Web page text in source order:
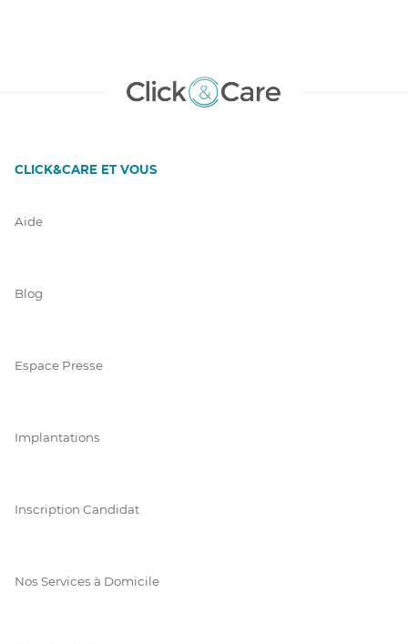
CLICK&CARE ET VOUS
Aide
Blog
Espace Presse
Implantations
Inscription Candidat
Nos Services à Domicile